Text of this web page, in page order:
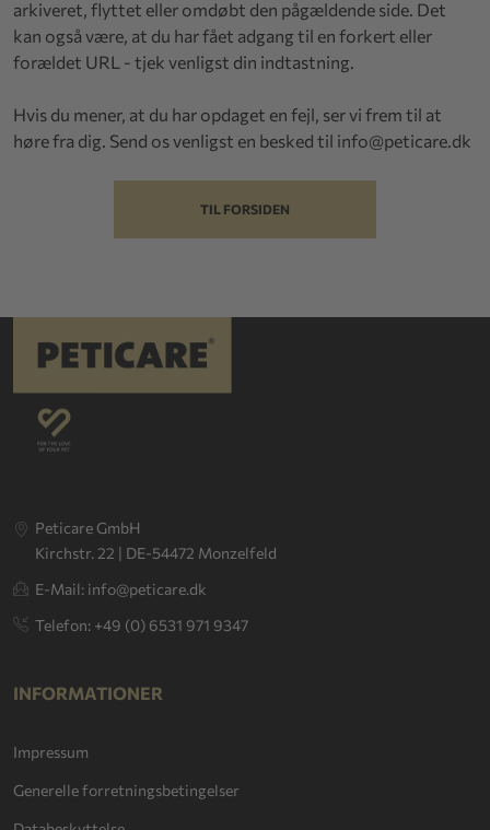
arkiveret, flyttet eller omdøbt den pågældende side. Det
kan også være, at du har fået adgang til en forkert eller
forældet URL - tjek venligst din indtastning.
Hvis du mener, at du har opdaget en fejl, ser vi frem til at
høre fra dig. Send os venligst en besked til info@peticare.dk
TIL FORSIDEN
Peticare GmbH
Kirchstr. 22 | DE-54472 Monzelfeld
E-Mail: info@peticare.dk
Telefon: +49 (0) 6531 971 9347
INFORMATIONER
Impressum
Generelle forretningsbetingelser